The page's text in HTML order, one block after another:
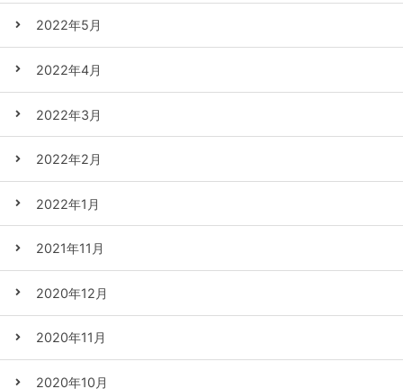
2022年5月
2022年4月
2022年3月
2022年2月
2022年1月
2021年11月
2020年12月
2020年11月
2020年10月